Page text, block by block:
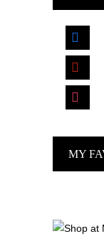
facebook
pinterest
instagram
MY